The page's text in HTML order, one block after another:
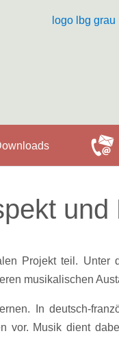
und
Projekt teil.
musikalischen
In deutsch-
vor. Musik dient